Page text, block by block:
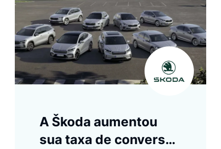
A Škoda aumentou
sua taxa de conversão